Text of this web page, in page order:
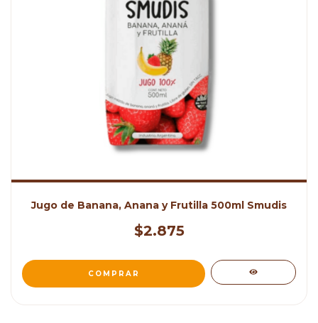
Jugo de Banana, Anana y Frutilla 500ml Smudis
$2.875